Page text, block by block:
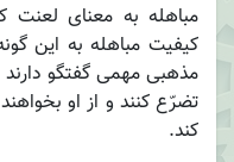
مباهله به معنای
کیفیت مباهله به این
مذهبی مهمی گفتگو
تضرّع کنند و از او
کند.